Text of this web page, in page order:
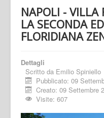
NAPOLI - VILLA
LA SECONDA
FLORIDIANA
Dettagli
Scritto da Emilio Spiniello
Pubblicato: 09
Creato: 09 Settembre
Visite: 607